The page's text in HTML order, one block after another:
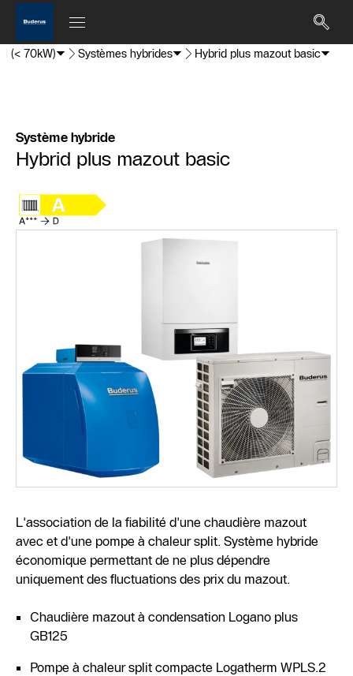
(< 70kW) Systèmes hybrides Hybrid plus mazout basic
Système hybride
Hybrid plus mazout basic
L'association de la fiabilité d'une chaudière mazout
avec et d'une pompe à chaleur split. Système hybride
économique permettant de ne plus dépendre
uniquement des fluctuations des prix du mazout.
Chaudière mazout à condensation Logano plus
GB125
Pompe à chaleur split compacte Logatherm WPLS.2